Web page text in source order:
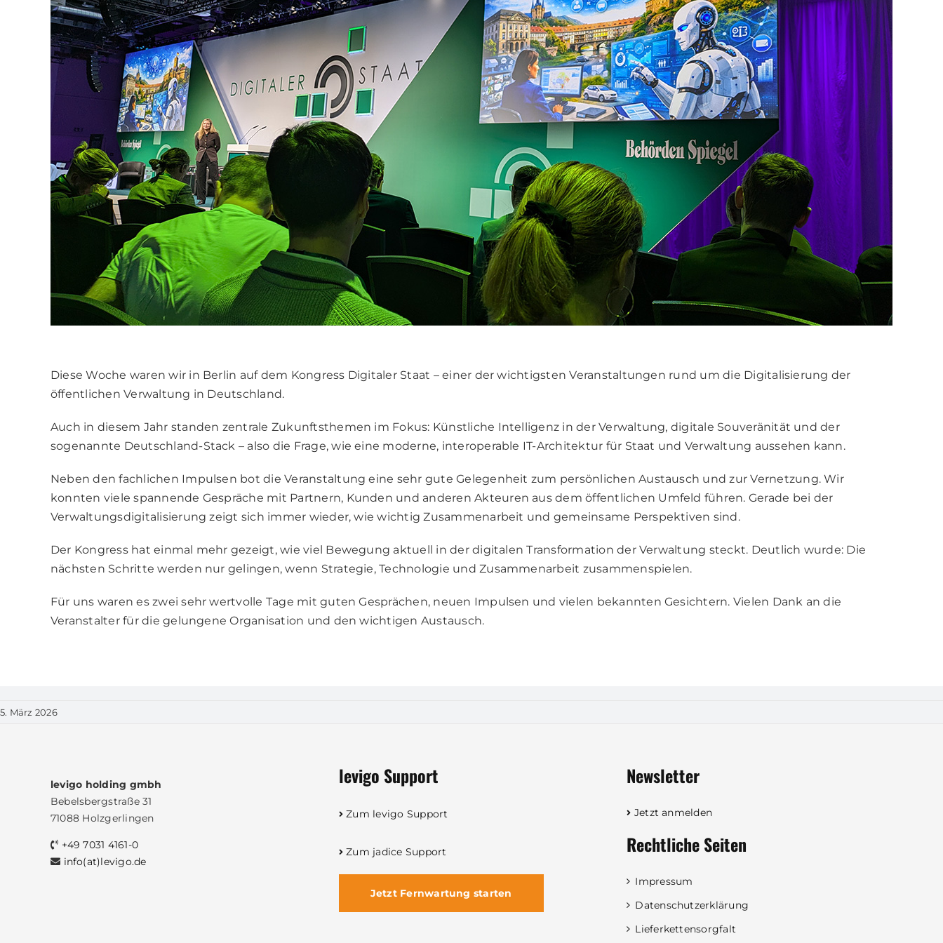
Diese Woche waren wir in Berlin auf dem Kongress Digitaler Staat – einer der wichtigsten Veranstaltungen rund um die Digitalisierung der
öffentlichen Verwaltung in Deutschland.
Auch in diesem Jahr standen zentrale Zukunftsthemen im Fokus: Künstliche Intelligenz in der Verwaltung, digitale Souveränität und der
sogenannte Deutschland-Stack – also die Frage, wie eine moderne, interoperable IT-Architektur für Staat und Verwaltung aussehen kann.
Neben den fachlichen Impulsen bot die Veranstaltung eine sehr gute Gelegenheit zum persönlichen Austausch und zur Vernetzung. Wir
konnten viele spannende Gespräche mit Partnern, Kunden und anderen Akteuren aus dem öffentlichen Umfeld führen. Gerade bei der
Verwaltungsdigitalisierung zeigt sich immer wieder, wie wichtig Zusammenarbeit und gemeinsame Perspektiven sind.
Der Kongress hat einmal mehr gezeigt, wie viel Bewegung aktuell in der digitalen Transformation der Verwaltung steckt. Deutlich wurde: Die
nächsten Schritte werden nur gelingen, wenn Strategie, Technologie und Zusammenarbeit zusammenspielen.
Für uns waren es zwei sehr wertvolle Tage mit guten Gesprächen, neuen Impulsen und vielen bekannten Gesichtern. Vielen Dank an die
Veranstalter für die gelungene Organisation und den wichtigen Austausch.
5. März 2026
levigo holding gmbh
Bebelsbergstraße 31
71088 Holzgerlingen
+49 7031 4161-0
info(at)levigo.de
levigo Support
Zum levigo Support
Zum jadice Support
Jetzt Fernwartung starten
Newsletter
Jetzt anmelden
Rechtliche Seiten
Impressum
Datenschutzerklärung
Lieferkettensorgfalt